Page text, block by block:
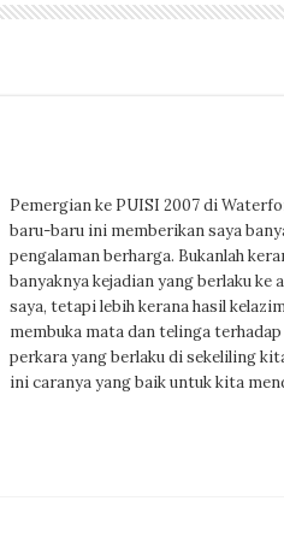
Pemergian ke PUISI 2007 di
baru-baru ini memberikan saya
pengalaman berharga. Bukanlah
banyaknya kejadian yang berlaku ke
saya, tetapi lebih kerana hasil
membuka mata dan telinga
perkara yang berlaku di sekeliling
ini caranya yang baik untuk kita